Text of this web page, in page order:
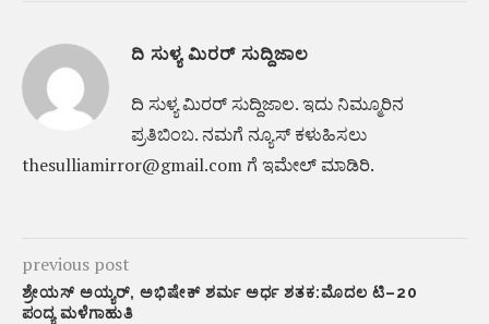
ದಿ ಸುಳ್ಯ ಮಿರರ್ ಸುದ್ದಿಜಾಲ
ದಿ ಸುಳ್ಯ ಮಿರರ್‌ ಸುದ್ದಿಜಾಲ. ಇದು ನಿಮ್ಮೂರಿನ
ಪ್ರತಿಬಿಂಬ. ನಮಗೆ ನ್ಯೂಸ್‌ ಕಳುಹಿಸಲು
thesulliamirror@gmail.com ಗೆ ಇಮೇಲ್ ಮಾಡಿರಿ.
previous post
ಶ್ರೇಯಸ್ ಅಯ್ಯರ್, ಅಭಿಷೇಕ್ ಶರ್ಮ ಅರ್ಧ ಶತಕ:ಮೊದಲ ಟಿ–20
ಪಂದ್ಯ ಮಳೆಗಾಹುತಿ